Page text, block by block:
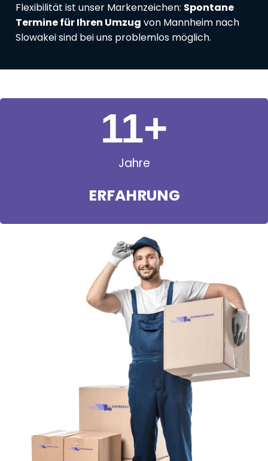
Flexibilität ist unser Markenzeichen: Spontane
Termine für Ihren Umzug von Mannheim nach
Slowakei sind bei uns problemlos möglich.
Jahre
ERFAHRUNG
11+